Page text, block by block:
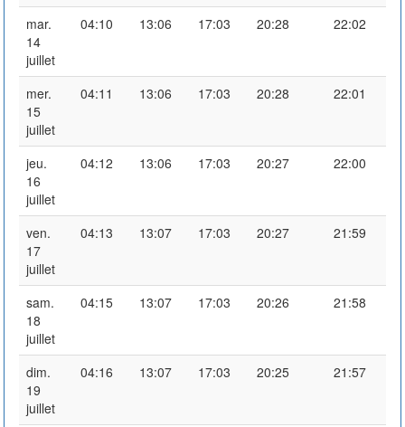
mar.
14
juillet
04:10 13:06 17:03 20:28 22:02
mer.
15
juillet
04:11 13:06 17:03 20:28 22:01
jeu.
16
juillet
04:12 13:06 17:03 20:27 22:00
ven.
17
juillet
04:13 13:07 17:03 20:27 21:59
sam.
18
juillet
04:15 13:07 17:03 20:26 21:58
dim.
19
juillet
04:16 13:07 17:03 20:25 21:57